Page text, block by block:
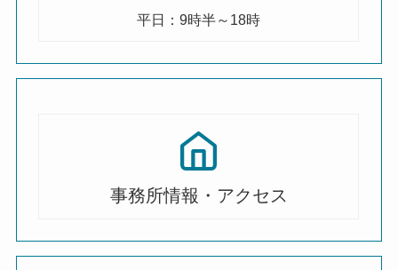
平日：9時半～18時
事務所情報・アクセス